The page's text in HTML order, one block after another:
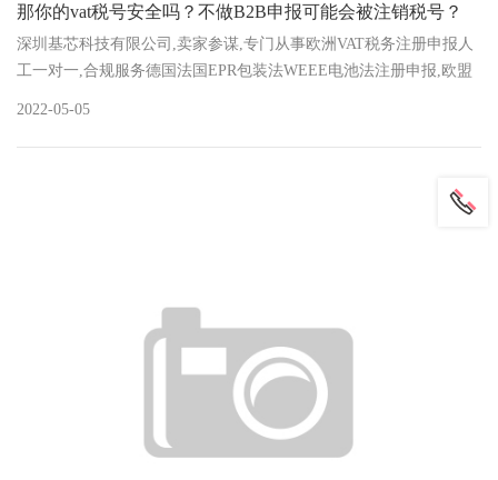
那你的vat税号安全吗？不做B2B申报可能会被注销税号？
深圳基芯科技有限公司,卖家参谋,专门从事欧洲VAT税务注册申报人
工一对一,合规服务德国法国EPR包装法WEEE电池法注册申报,欧盟
2022-05-05